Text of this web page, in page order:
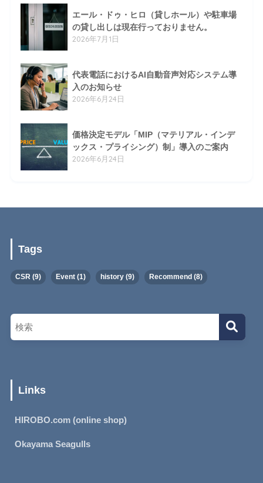
エール・ドゥ・ヒロ（貸しホール）や駐車場
の貸し出しは現在行っておりません。
2026年7月1日
代表電話におけるAI自動音声対応システム導
入のお知らせ
2026年6月24日
価格決定モデル「MIP（マテリアル・インデ
ックス・プライシング）制」導入のご案内
2026年6月24日
Tags
CSR(9) Event(1) history(9) Recommend (8)
Links
HIROBO.com (online shop)
Okayama Seagulls